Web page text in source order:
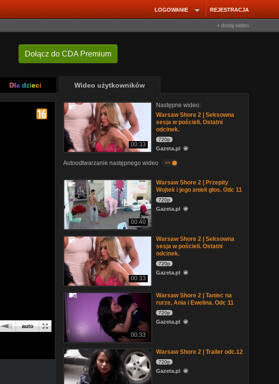
REJESTRACJA
LOGOWANIE
+ dodaj wideo
Dołącz do CDA Premium
Dla dzieci Wideo użytkowników
auto
00:33
Następne wideo:
Warsaw Shore 2 | Seksowna
sesja w pościeli. Ostatni
odcinek.
720p
Gazeta.pl
Autoodtwarzanie następnego wideo on
00:40
Warsaw Shore 2 | Przepity
Wojtek i jego anieli głos. Odc 11
720p
Gazeta.pl
00:33
Warsaw Shore 2 | Seksowna
sesja w pościeli. Ostatni
odcinek.
720p
Gazeta.pl
00:33
Warsaw Shore 2 | Taniec na
rurze, Ania i Ewelina. Odc 11
720p
Gazeta.pl
Warsaw Shore 2 | Trailer odc.12
720p
Gazeta.pl